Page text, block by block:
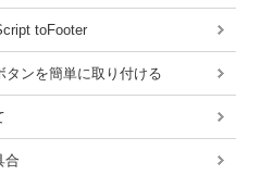
toFooter
タンを簡単に取り付ける
合